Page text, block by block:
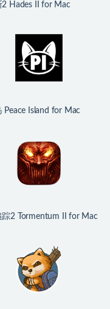
2 Hades II for Mac
Peace Island for Mac
踪2 Tormentum II for Mac